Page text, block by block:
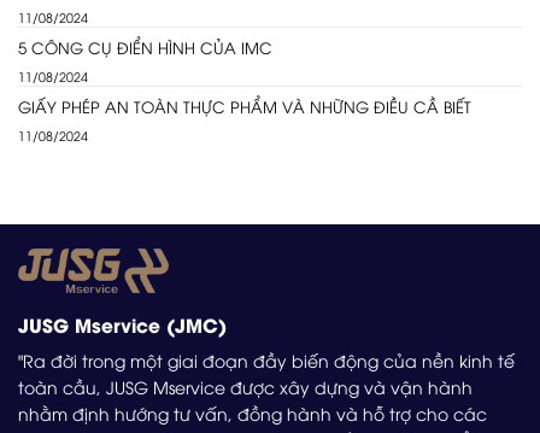
11/08/2024
5 CÔNG CỤ ĐIỂN HÌNH CỦA IMC
11/08/2024
GIẤY PHÉP AN TOÀN THỰC PHẨM VÀ NHỮNG ĐIỀU CẦ BIẾT
11/08/2024
JUSG Mservice (JMC)
"Ra đời trong một giai đoạn đầy biến động của nền kinh tế
toàn cầu, JUSG Mservice được xây dựng và vận hành
nhằm định hướng tư vấn, đồng hành và hỗ trợ cho các